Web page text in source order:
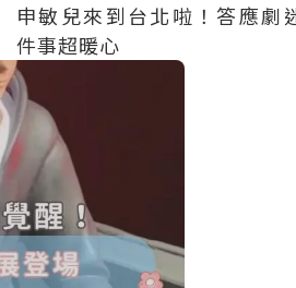
申敏兒來到台北啦！答應劇
件事超暖心